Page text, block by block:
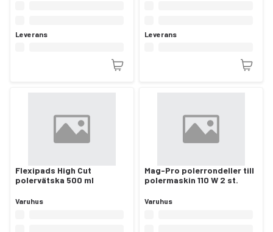
Leverans Leverans
Flexipads High Cut
polervätska 500 ml
Varuhus
Mag-Pro polerrondeller till
polermaskin 110 W 2 st.
Varuhus